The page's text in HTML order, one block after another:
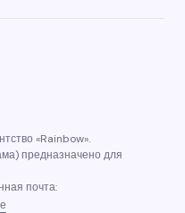
«Rainbow».
предназначено для
почта: